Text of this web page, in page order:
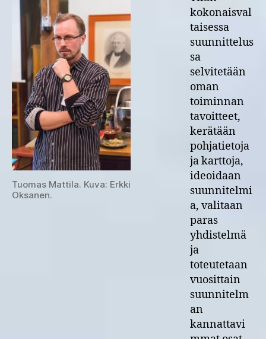
Tuomas Mattila. Kuva: Erkki
Oksanen.
kokonaisval
taisessa
suunnittelus
sa
selvitetään
oman
toiminnan
tavoitteet,
kerätään
pohjatietoja
ja karttoja,
ideoidaan
suunnitelmi
a, valitaan
paras
yhdistelmä
ja
toteutetaan
vuosittain
suunnitelm
an
kannattavi